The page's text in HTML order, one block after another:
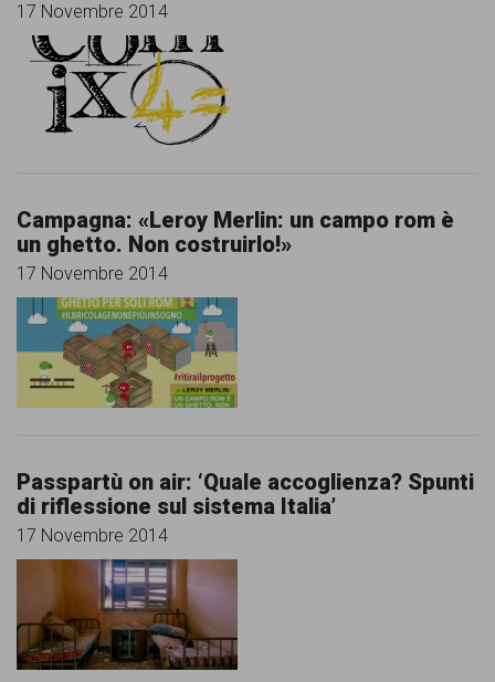
17 Novembre 2014
Campagna: «Leroy Merlin: un campo rom è
un ghetto. Non costruirlo!»
17 Novembre 2014
Passpartù on air: ‘Quale accoglienza? Spunti
di riflessione sul sistema Italia’
17 Novembre 2014